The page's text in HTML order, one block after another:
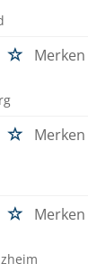
Merken
Merken
Merken